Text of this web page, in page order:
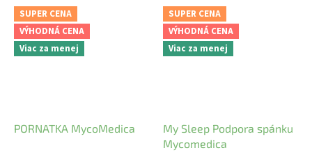
SUPER CENA
VÝHODNÁ CENA
Viac za menej
PORNATKA MycoMedica
SUPER CENA
VÝHODNÁ CENA
Viac za menej
My Sleep Podpora spánku
Mycomedica